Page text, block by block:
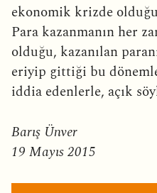
ekonomik krizde
Para kazanmanın her
olduğu, kazanılan
eriyip gittiği bu
iddia edenlerle, açık
Barış Ünver
19 Mayıs 2015